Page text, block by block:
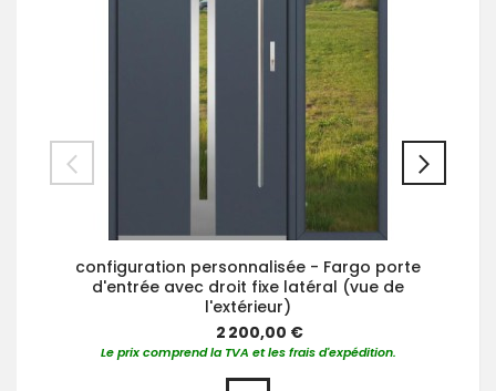
configuration personnalisée - Fargo porte
d'entrée avec droit fixe latéral (vue de
l'extérieur)
2 200,00 €
Le prix comprend la TVA et les frais d'expédition.